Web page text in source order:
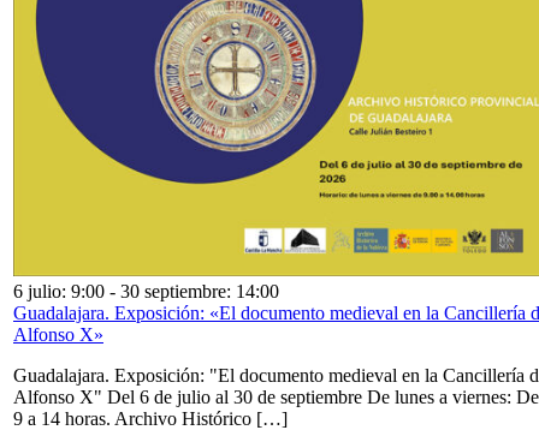
6 julio: 9:00 - 30 septiembre: 14:00
Guadalajara. Exposición: «El documento medieval en la Cancillería
Alfonso X»
Guadalajara. Exposición: "El documento medieval en la Cancillería
Alfonso X" Del 6 de julio al 30 de septiembre De lunes a viernes: De
9 a 14 horas. Archivo Histórico […]